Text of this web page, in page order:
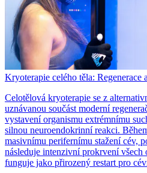
Kryoterapie celého těla: Regenerace
Celotělová kryoterapie se z
uznávanou součást moderní
vystavení organismu extrémnímu
silnou neuroendokrinní reakci.
masivnímu perifernímu stažení cév,
následuje intenzivní prokrvení všech
funguje jako přirozený restart pro